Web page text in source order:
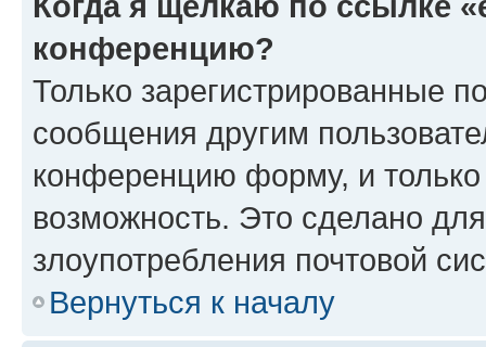
конференцию?
Только зарегистрированные
сообщения другим
конференцию форму, и
возможность. Это сделано
злоупотребления почтовой
Вернуться к началу